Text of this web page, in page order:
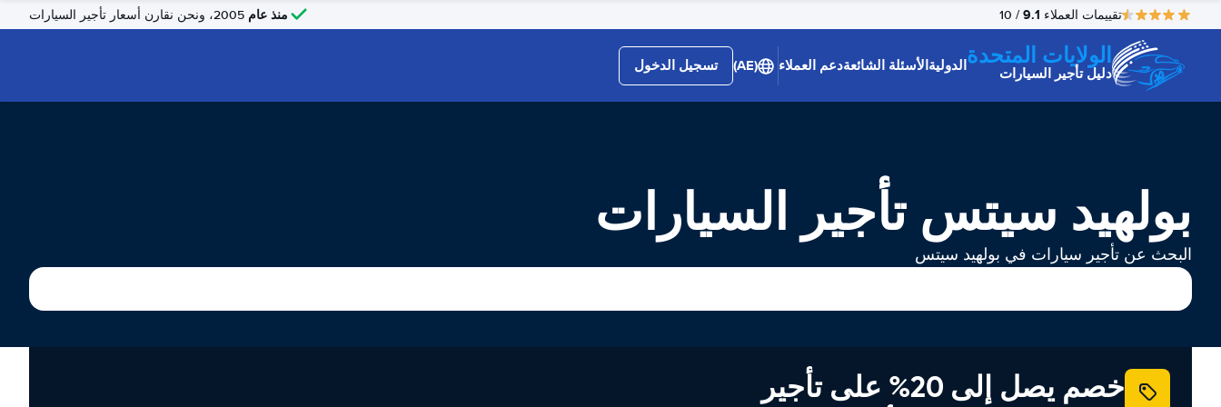
تقييمات العملاء 9.1
/ 10 منذ عام
الولايات المتحدة
دليل تأجير السيارات الدوليةالأسئلة الشائعةدعم العملاء (AE) تسجيل الدخول
بولهيد سيتس تأجير السيارات
البحث عن تأجير سيارات في بولهيد سيتس
خصم يصل إلى 20% على تأجير